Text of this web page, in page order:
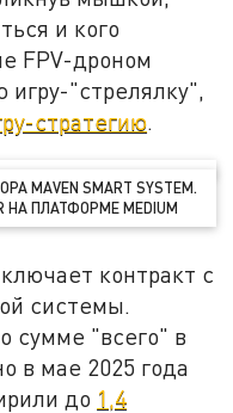
и кого
FPV-дроном
"стрелялку",
стратегию.
MAVEN SMART SYSTEM.
НА ПЛАТФОРМЕ MEDIUM
контракт с
системы.
сумме "всего" в
в мае 2025 года
до 1,4